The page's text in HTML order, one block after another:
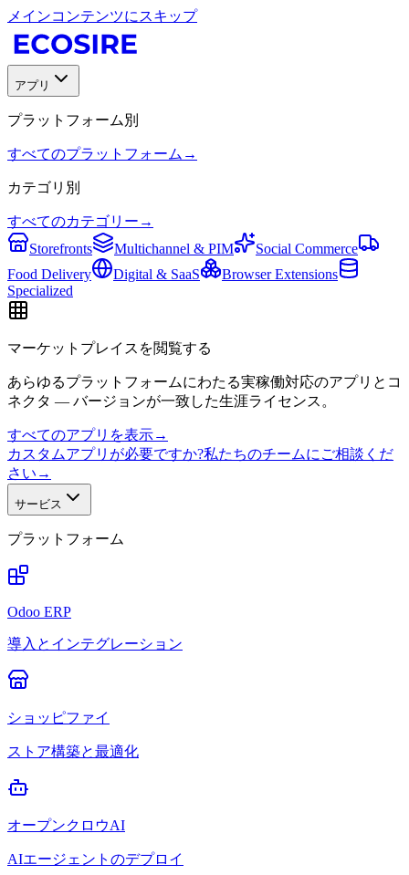
メインコンテンツにスキップ
アプリ
プラットフォーム別
すべてのプラットフォーム →
カテゴリ別
すべてのカテゴリー →
Storefronts
Multichannel & PIM
Social Commerce
Food Delivery
Digital & SaaS
Browser Extensions
Specialized
マーケットプレイスを閲覧する
あらゆるプラットフォームにわたる実稼働対応のアプリとコ
ネクタ — バージョンが一致した生涯ライセンス。
すべてのアプリを表示→
カスタムアプリが必要ですか?私たちのチームにご相談くだ
さい →
サービス
プラットフォーム
Odoo ERP
導入とインテグレーション
ショッピファイ
ストア構築と最適化
オープンクロウAI
AIエージェントのデプロイ